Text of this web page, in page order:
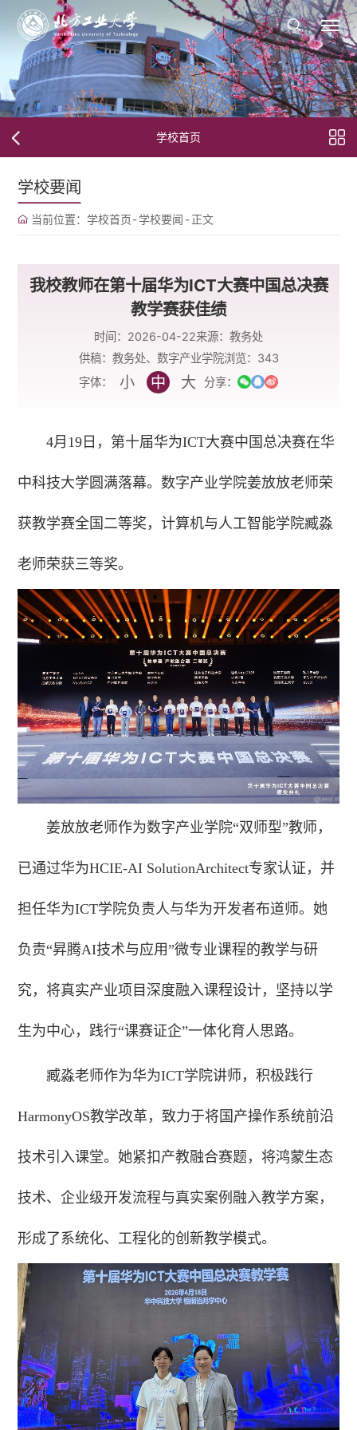
学校首页
学校要闻
当前位置： 学校首页-学校要闻 -正文
我校教师在第十届华为ICT大赛中国总决赛
教学赛获佳绩
时间：2026-04-22来源：教务处
供稿：教务处、数字产业学院浏览： 343
字体：
小 中 大 分享：
4月19日，第十届华为ICT大赛中国总决赛在华
中科技大学圆满落幕。数字产业学院姜放放老师荣
获教学赛全国二等奖，计算机与人工智能学院臧淼
老师荣获三等奖。
姜放放老师作为数字产业学院“双师型”教师，
已通过华为HCIE-AI SolutionArchitect专家认证，并
担任华为ICT学院负责人与华为开发者布道师。她
负责“昇腾AI技术与应用”微专业课程的教学与研
究，将真实产业项目深度融入课程设计，坚持以学
生为中心，践行“课赛证企”一体化育人思路。
臧淼老师作为华为ICT学院讲师，积极践行
HarmonyOS教学改革，致力于将国产操作系统前沿
技术引入课堂。她紧扣产教融合赛题，将鸿蒙生态
技术、企业级开发流程与真实案例融入教学方案，
形成了系统化、工程化的创新教学模式。